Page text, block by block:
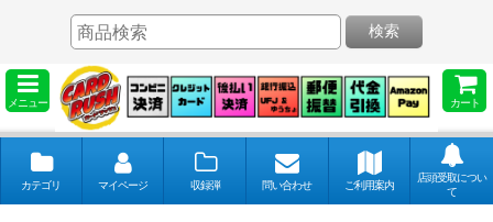
メニュー カート
検索
カテゴリ マイページ 収録弾 問い合わせ ご利用案内
店頭受取につい
て